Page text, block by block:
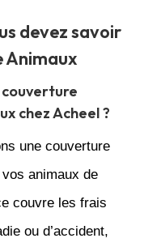
devez savoir
Animaux
chez Acheel ?
une couverture
animaux de
couvre les frais
ou d’accident,